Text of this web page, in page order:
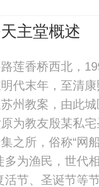
主堂概述
莲香桥西北，
代末年，至清
州教案，由此
为教友殷某私
之所，俗称“网
多为渔民，世代
活节、圣诞节等